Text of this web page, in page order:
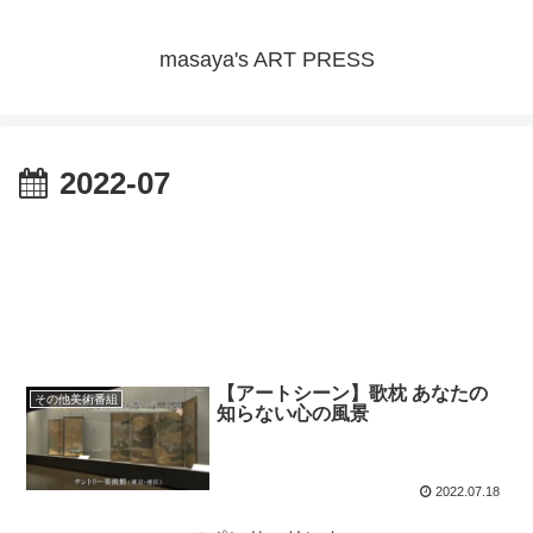
masaya's ART PRESS
2022-07
その他美術番組
【アートシーン】歌枕 あなたの
知らない心の風景
2022.07.18